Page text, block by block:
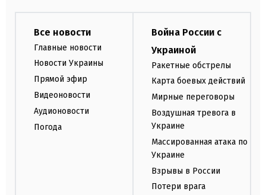
Все новости
Главные новости
Новости Украины
Прямой эфир
Видеоновости
Аудионовости
Погода
Война России с
Украиной
Ракетные обстрелы
Карта боевых действий
Мирные переговоры
Воздушная тревога в
Украине
Массированная атака по
Украине
Взрывы в России
Потери врага